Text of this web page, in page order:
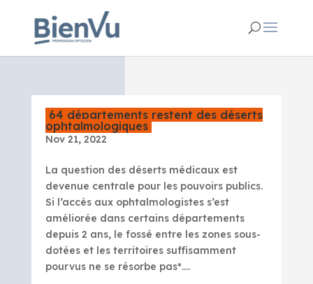
64 départements restent des déserts
ophtalmologiques
Nov 21, 2022
La question des déserts médicaux est
devenue centrale pour les pouvoirs publics.
Si l’accès aux ophtalmologistes s’est
améliorée dans certains départements
depuis 2 ans, le fossé entre les zones sous-
dotées et les territoires suffisamment
pourvus ne se résorbe pas*....